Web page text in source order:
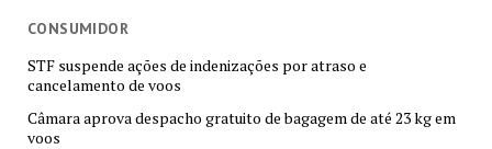
CONSUMIDOR
STF suspende ações de indenizações por atraso e
cancelamento de voos
Câmara aprova despacho gratuito de bagagem de até 23 kg em
voos